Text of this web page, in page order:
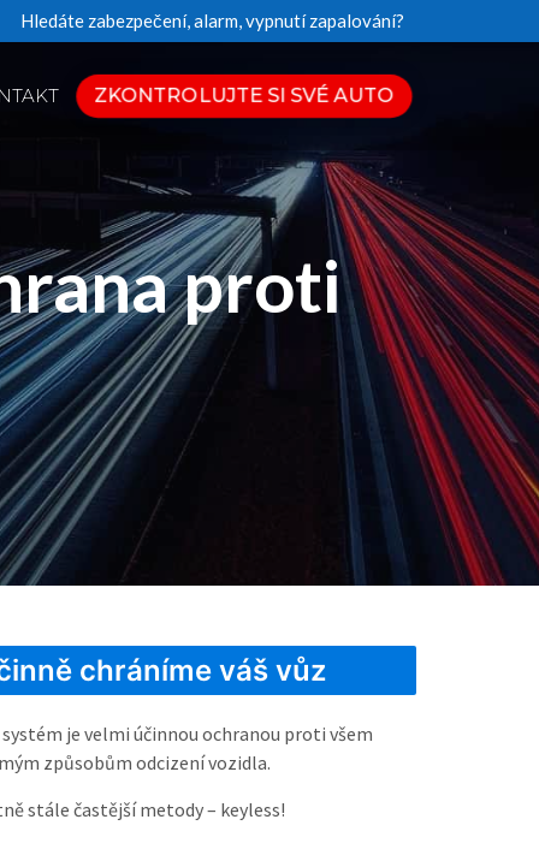
Hledáte zabezpečení, alarm, vypnutí zapalování?
ZKONTROLUJTE SI SVÉ AUTO
proti
chráníme váš vůz
systém je velmi účinnou ochranou proti všem
způsobům odcizení vozidla.
stále častější metody – keyless!